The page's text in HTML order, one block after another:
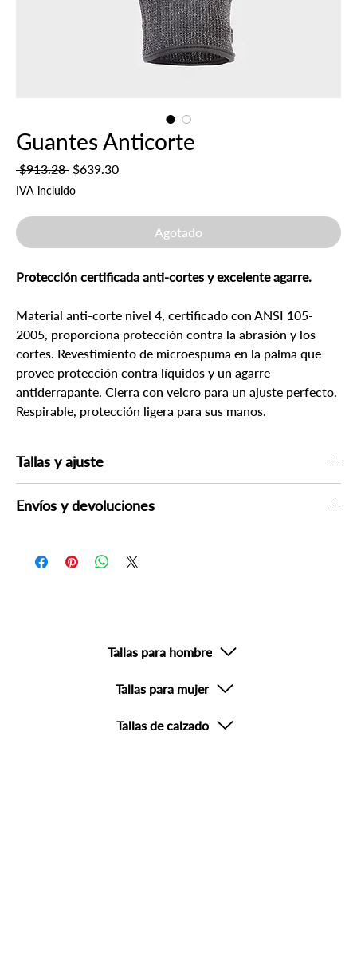
Guantes Anticorte
$913.28 Precio
$639.30Precio
IVA incluido
Agotado
Protección certificada anti-cortes y excelente agarre.
Material anti-corte nivel 4, certificado con ANSI 105-
2005, proporciona protección contra la abrasión y los
cortes. Revestimiento de microespuma en la palma que
provee protección contra líquidos y un agarre
antiderrapante. Cierra con velcro para un ajuste perfecto.
Respirable, protección ligera para sus manos.
Tallas y ajuste
Envíos y devoluciones
compra el mismo día o al siguiente día hábil.
Devoluciones no aplicables en productos con descuento o
Tallas para hombre
Tallas de calzado
Tallas para mujer